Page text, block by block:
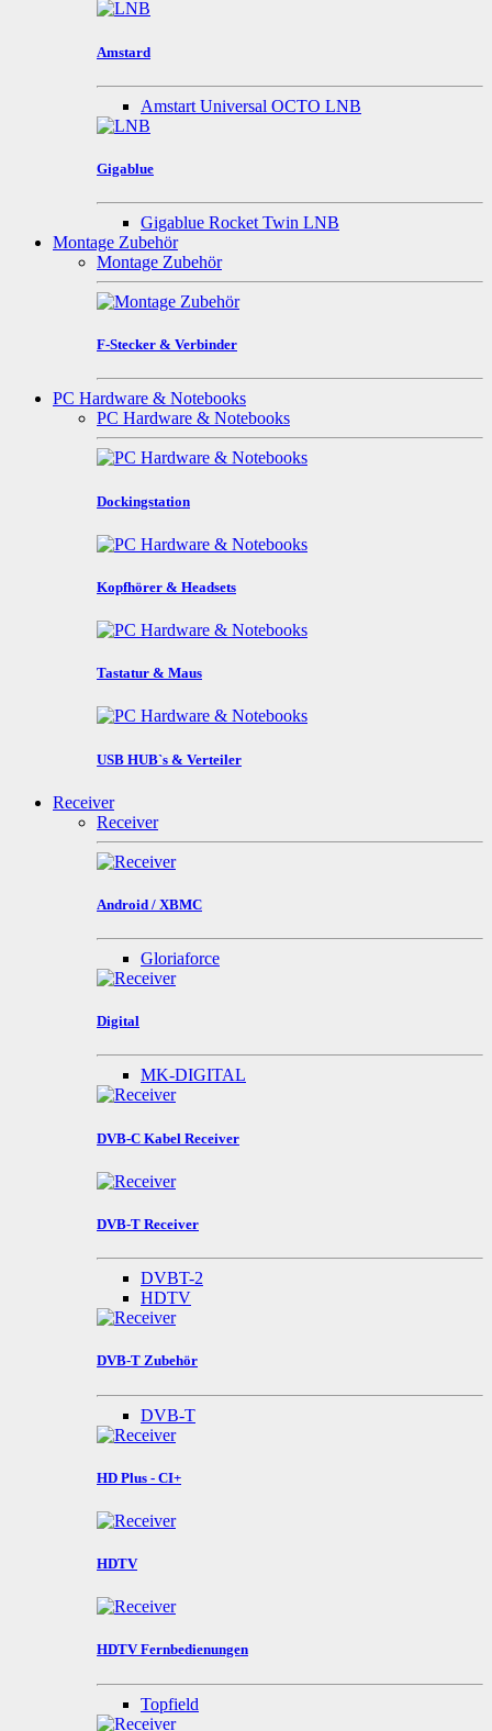
Amstard
Amstart Universal OCTO LNB
Gigablue
Gigablue Rocket Twin LNB
Montage Zubehör
Montage Zubehör
F-Stecker & Verbinder
PC Hardware & Notebooks
PC Hardware & Notebooks
Dockingstation
Kopfhörer & Headsets
Tastatur & Maus
USB HUB`s & Verteiler
Receiver
Receiver
Android / XBMC
Gloriaforce
Digital
MK-DIGITAL
DVB-C Kabel Receiver
DVB-T Receiver
DVBT-2
HDTV
DVB-T Zubehör
DVB-T
HD Plus - CI+
HDTV
HDTV Fernbedienungen
Topfield